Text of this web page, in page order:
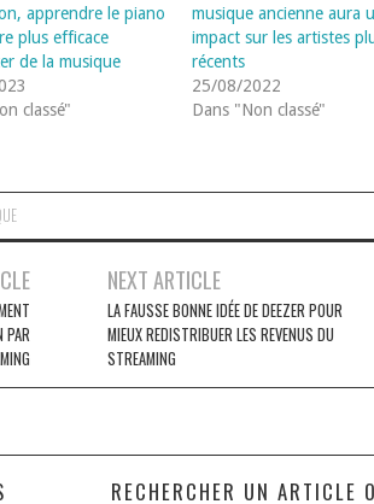
apprendre le piano
plus efficace
de la musique
classé"
musique ancienne aura
impact sur les artistes
récents
25/08/2022
Dans "Non classé"
PAR
NEXT ARTICLE
LA FAUSSE BONNE IDÉE DE DEEZER POUR
MIEUX REDISTRIBUER LES REVENUS DU
STREAMING
RECHERCHER UN ARTICLE